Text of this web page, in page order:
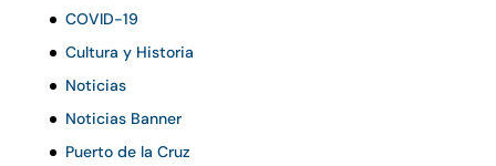
COVID-19
Cultura y Historia
Noticias
Noticias Banner
Puerto de la Cruz